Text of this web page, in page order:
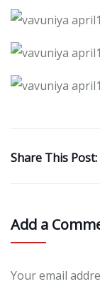
Share This Post:
Add a
Your email